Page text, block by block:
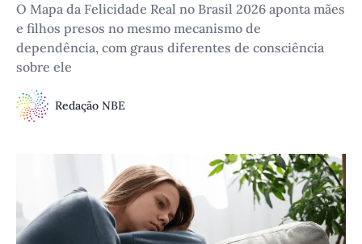
O Mapa da Felicidade Real no Brasil 2026 aponta mães
e filhos presos no mesmo mecanismo de
dependência, com graus diferentes de consciência
sobre ele
Redação NBE